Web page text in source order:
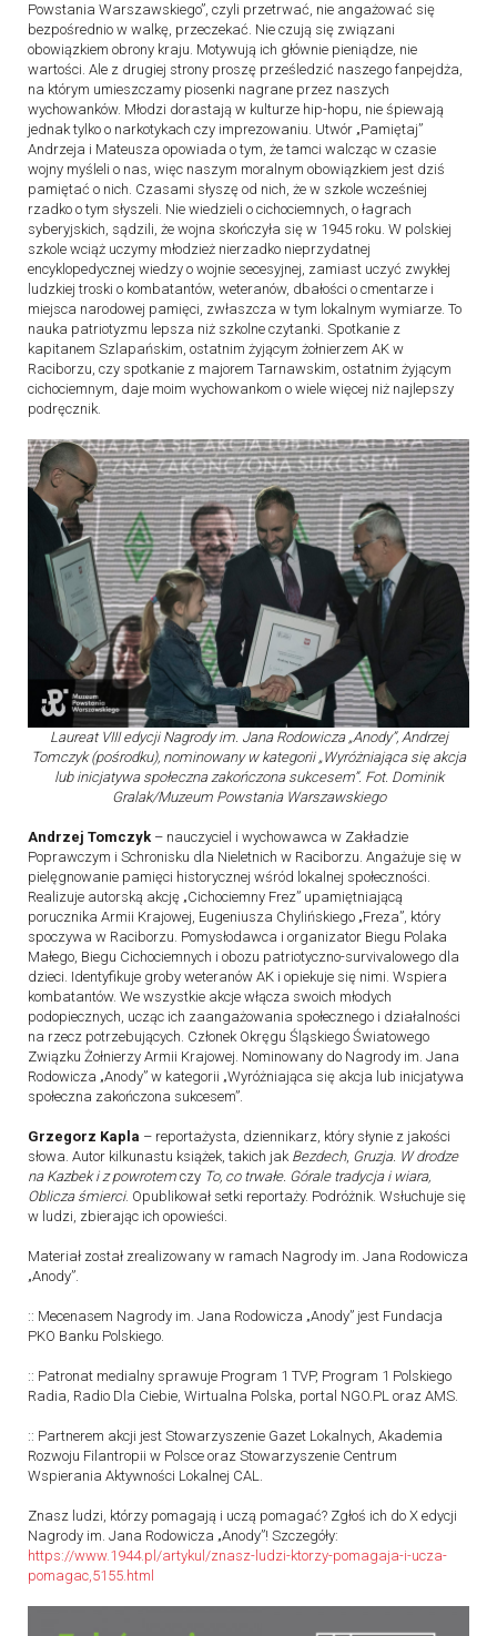
Powstania Warszawskiego”, czyli przetrwać, nie angażować się
bezpośrednio w walkę, przeczekać. Nie czują się związani
obowiązkiem obrony kraju. Motywują ich głównie pieniądze, nie
wartości. Ale z drugiej strony proszę prześledzić naszego fanpejdża,
na którym umieszczamy piosenki nagrane przez naszych
wychowanków. Młodzi dorastają w kulturze hip-hopu, nie śpiewają
jednak tylko o narkotykach czy imprezowaniu. Utwór „Pamiętaj”
Andrzeja i Mateusza opowiada o tym, że tamci walcząc w czasie
wojny myśleli o nas, więc naszym moralnym obowiązkiem jest dziś
pamiętać o nich. Czasami słyszę od nich, że w szkole wcześniej
rzadko o tym słyszeli. Nie wiedzieli o cichociemnych, o łagrach
syberyjskich, sądzili, że wojna skończyła się w 1945 roku. W polskiej
szkole wciąż uczymy młodzież nierzadko nieprzydatnej
encyklopedycznej wiedzy o wojnie secesyjnej, zamiast uczyć zwykłej
ludzkiej troski o kombatantów, weteranów, dbałości o cmentarze i
miejsca narodowej pamięci, zwłaszcza w tym lokalnym wymiarze. To
nauka patriotyzmu lepsza niż szkolne czytanki. Spotkanie z
kapitanem Szlapańskim, ostatnim żyjącym żołnierzem AK w
Raciborzu, czy spotkanie z majorem Tarnawskim, ostatnim żyjącym
cichociemnym, daje moim wychowankom o wiele więcej niż najlepszy
podręcznik.
Laureat VIII edycji Nagrody im. Jana Rodowicza „Anody”, Andrzej
Tomczyk (pośrodku), nominowany w kategorii „Wyróżniająca się akcja
lub inicjatywa społeczna zakończona sukcesem”. Fot. Dominik
Gralak/Muzeum Powstania Warszawskiego
Andrzej Tomczyk – nauczyciel i wychowawca w Zakładzie
Poprawczym i Schronisku dla Nieletnich w Raciborzu. Angażuje się w
pielęgnowanie pamięci historycznej wśród lokalnej społeczności.
Realizuje autorską akcję „Cichociemny Frez” upamiętniającą
porucznika Armii Krajowej, Eugeniusza Chylińskiego „Freza”, który
spoczywa w Raciborzu. Pomysłodawca i organizator Biegu Polaka
Małego, Biegu Cichociemnych i obozu patriotyczno-survivalowego dla
dzieci. Identyfikuje groby weteranów AK i opiekuje się nimi. Wspiera
kombatantów. We wszystkie akcje włącza swoich młodych
podopiecznych, ucząc ich zaangażowania społecznego i działalności
na rzecz potrzebujących. Członek Okręgu Śląskiego Światowego
Związku Żołnierzy Armii Krajowej. Nominowany do Nagrody im. Jana
Rodowicza „Anody” w kategorii „Wyróżniająca się akcja lub inicjatywa
społeczna zakończona sukcesem”.
Grzegorz Kapla – reportażysta, dziennikarz, który słynie z jako­ści
słowa. Autor kilkunastu książek, takich jak Bezdech, Gruzja. W drodze
na Kazbek i z powrotem czy To, co trwałe. Górale tradycja i wiara,
Oblicza śmierci. Opublikował setki reportaży. Podróżnik. Wsłuchuje się
w ludzi, zbierając ich opowieści.
Materiał został zrealizowany w ramach Nagrody im. Jana Rodowicza
„Anody”.
:: Mecenasem Nagrody im. Jana Rodowicza „Anody” jest Fundacja
PKO Banku Polskiego.
:: Patronat medialny sprawuje Program 1 TVP, Program 1 Polskiego
Radia, Radio Dla Ciebie, Wirtualna Polska, portal NGO.PL oraz AMS.
:: Partnerem akcji jest Stowarzyszenie Gazet Lokalnych, Akademia
Rozwoju Filantropii w Polsce oraz Stowarzyszenie Centrum
Wspierania Aktywności Lokalnej CAL.
Znasz ludzi, którzy pomagają i uczą pomagać? Zgłoś ich do X edycji
Nagrody im. Jana Rodowicza „Anody”! Szczegóły:
https://www.1944.pl/artykul/znasz-ludzi-ktorzy-pomagaja-i-ucza-
pomagac,5155.html